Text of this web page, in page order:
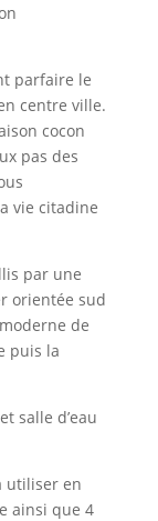
parfaire le
centre ville.
cocon
pas des
vie citadine
par une
orientée sud
de
puis la
salle d’eau
utiliser en
ainsi que 4